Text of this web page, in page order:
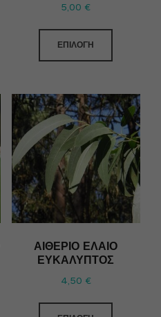
5,00 €
ΕΠΙΛΟΓΉ
ΑΙΘΈΡΙΟ ΈΛΑΙΟ
ΕΥΚΆΛΥΠΤΟΣ
4,50 €